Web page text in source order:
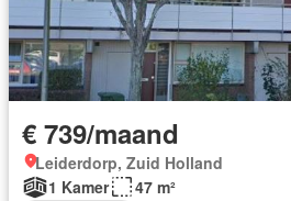
€ 739/maand
Leiderdorp, Zuid Holland
1 Kamer
47 m²